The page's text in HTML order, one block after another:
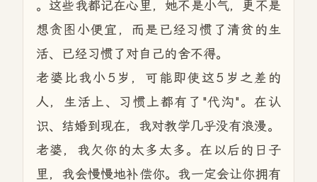
。这些我都记在心里，她不是小气，更不是
想贪图小便宜，而是已经习惯了清贫的生
活、已经习惯了对自己的舍不得。
老婆比我小5岁，可能即使这5岁之差的
人，生活上、习惯上都有了"代沟"。在认
识、结婚到现在，我对教学几乎没有浪漫。
老婆，我欠你的太多太多。在以后的日子
里，我会慢慢地补偿你。我一定会让你拥有